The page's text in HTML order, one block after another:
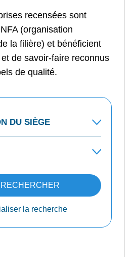
recensées sont
(organisation
la filière) et bénéficient
de savoir-faire reconnus
de qualité.
RECHERCHER
la recherche